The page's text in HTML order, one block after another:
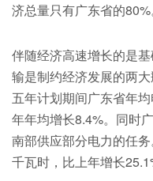
济总量只有广东省的80%
伴随经济高速增长的是
输是制约经济发展的两
五年计划期间广东省年
年年均增长8.4%。同时
南部供应部分电力的任
千瓦时，比上年增长